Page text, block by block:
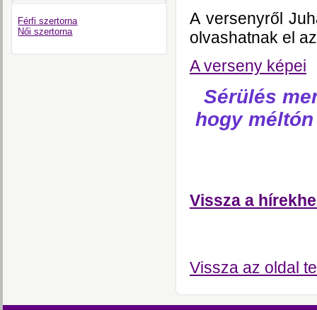
Férfi szertorna
Női szertorna
A versenyről
olvashatnak el
A verseny képei
Sérülés
hogy
Vissza a
Vissza az oldal